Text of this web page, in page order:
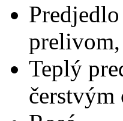
Teplý
čerstvým